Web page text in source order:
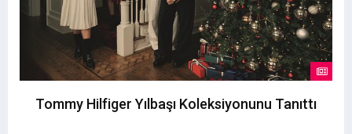
Tommy Hilfiger Yılbaşı Koleksiyonunu Tanıttı